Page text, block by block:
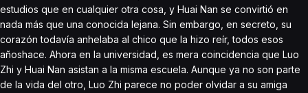
estudios que en cualquier otra cosa, y Huai Nan se convirtió en
nada más que una conocida lejana. Sin embargo, en secreto, su
corazón todavía anhelaba al chico que la hizo reír, todos esos
añoshace. Ahora en la universidad, es mera coincidencia que Luo
Zhi y Huai Nan asistan a la misma escuela. Aunque ya no son parte
de la vida del otro, Luo Zhi parece no poder olvidar a su amiga